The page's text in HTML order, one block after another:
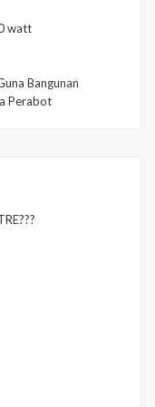
watt
Bangunan
Perabot